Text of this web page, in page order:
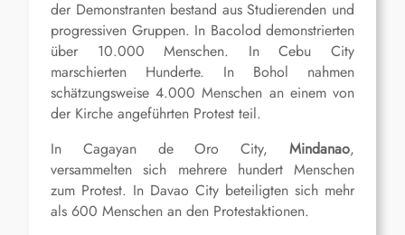
der Demonstranten bestand aus Studierenden und
progressiven Gruppen. In Bacolod demonstrierten
über 10.000 Menschen. In Cebu City
marschierten Hunderte. In Bohol nahmen
schätzungsweise 4.000 Menschen an einem von
der Kirche angeführten Protest teil.
In Cagayan de Oro City, Mindanao,
versammelten sich mehrere hundert Menschen
zum Protest. In Davao City beteiligten sich mehr
als 600 Menschen an den Protestaktionen.